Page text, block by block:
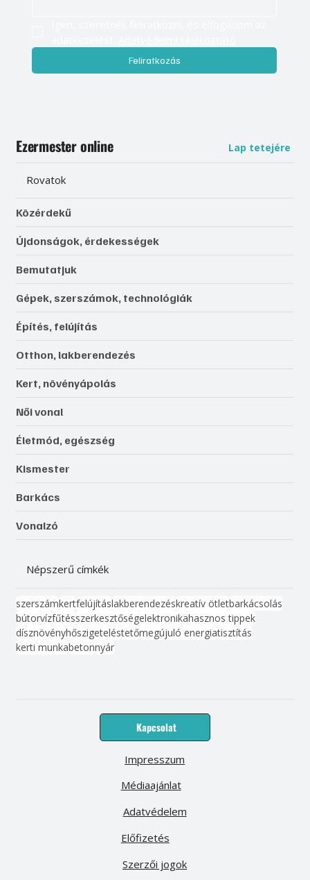
Feliratkozás
Ezermester online Lap tetejére
Rovatok
Közérdekű
Újdonságok, érdekességek
Bemutatjuk
Gépek, szerszámok, technológiák
Építés, felújítás
Otthon, lakberendezés
Kert, növényápolás
Női vonal
Életmód, egészség
Kismester
Barkács
Vonalzó
Népszerű címkék
szerszámkertfelújításlakberendezéskreatív ötletbarkácsolás
bútorvízfűtésszerkesztőségelektronikahasznos tippek
dísznövényhőszigeteléstetőmegújuló energiatisztítás
kerti munkabetonnyár
Kapcsolat
Médiaajánlat
Előfizetés
Impresszum
Adatvédelem
Szerzői jogok